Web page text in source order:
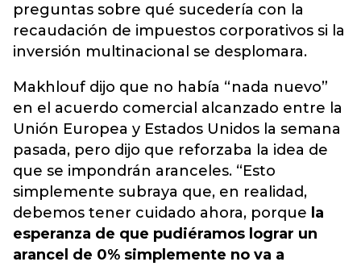
preguntas sobre qué sucedería con la
recaudación de impuestos corporativos si la
inversión multinacional se desplomara.
Makhlouf dijo que no había “nada nuevo”
en el acuerdo comercial alcanzado entre la
Unión Europea y Estados Unidos la semana
pasada, pero dijo que reforzaba la idea de
que se impondrán aranceles. “Esto
simplemente subraya que, en realidad,
debemos tener cuidado ahora, porque la
esperanza de que pudiéramos lograr un
arancel de 0% simplemente no va a